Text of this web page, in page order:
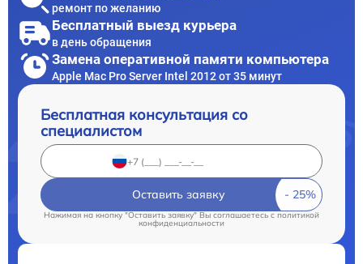
ремонт по желанию
Бесплатный выезд курьера
в день обращения
Замена оперативной памяти компьютера
Apple Mac Pro Server Intel 2012 от 35 минут
Бесплатная консультация со
специалистом
Оставить заявку
Нажимая на кнопку "Оставить заявку" Вы соглашаетесь cполитикой
конфиденциальности